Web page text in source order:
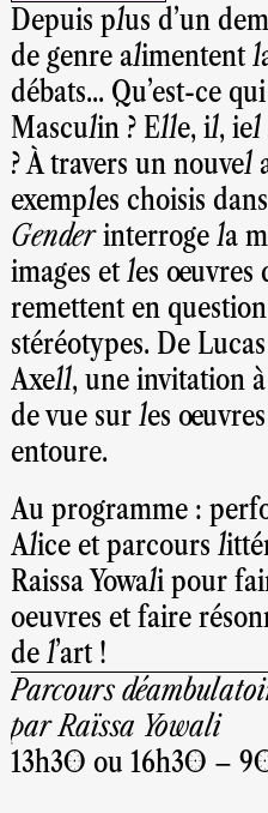
Depuis plus d’un
de genre alimentent
débats... Qu’est-ce
Masculin ? Elle, il, iel
? À travers un nouvel
exemples choisis
Genderinterroge la
images et les œuvres
remettent en
stéréotypes. De
Axell, une invitation
de vue sur les
entoure.
Au programme :
Alice et parcours
Raissa Yowali pour
oeuvres et faire
de l'art !
Parcours
par Raïssa Yowali
13h30 ou 16h30 –